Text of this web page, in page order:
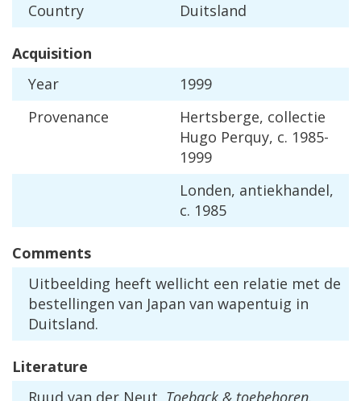
Country Duitsland
Acquisition
Year
1999
Provenance
Hertsberge, collectie
Hugo Perquy, c. 1985-
1999
Londen, antiekhandel,
c. 1985
Comments
Uitbeelding heeft wellicht een relatie met de
bestellingen van Japan van wapentuig in
Duitsland.
Literature